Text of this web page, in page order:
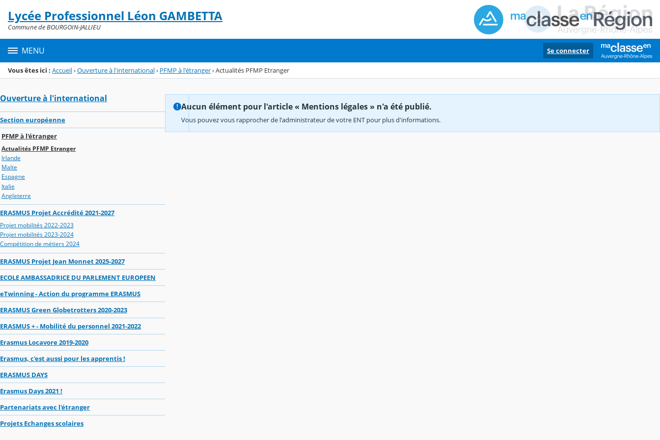
Menu de la rubrique
Contenu
Lycée Professionnel Léon GAMBETTA
Commune de BOURGOIN-JALLIEU
MENU Se connecter
Vous êtes ici : Accueil›Ouverture à l'international› PFMP à l'étranger›Actualités PFMP Etranger
Ouverture à l'international
Section européenne
PFMP à l'étranger
Actualités PFMP Etranger
Irlande
Malte
Espagne
Italie
Angleterre
ERASMUS Projet Accrédité 2021-2027
Projet mobilités 2022-2023
Projet mobilités 2023-2024
Compétition de métiers 2024
ERASMUS Projet Jean Monnet 2025-2027
ECOLE AMBASSADRICE DU PARLEMENT EUROPEEN
eTwinning - Action du programme ERASMUS
ERASMUS Green Globetrotters 2020-2023
ERASMUS + - Mobilité du personnel 2021-2022
Erasmus Locavore 2019-2020
Erasmus, c'est aussi pour les apprentis !
ERASMUS DAYS
Erasmus Days 2021 !
Partenariats avec l'étranger
Projets Echanges scolaires
Aucun élément pour l'article « Mentions légales » n'a été publié.
Vous pouvez vous rapprocher de l'administrateur de votre ENT pour plus d'informations.